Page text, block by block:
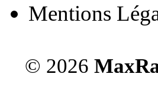
Mentions
© 2026